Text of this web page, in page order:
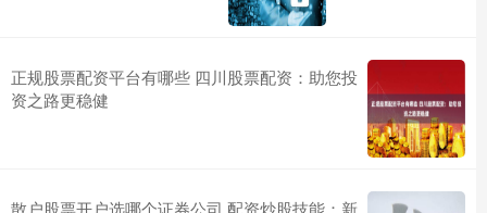
正规股票配资平台有哪些 四川股票配资：助您投
资之路更稳健
散户股票开户选哪个证券公司 配资炒股技能：新